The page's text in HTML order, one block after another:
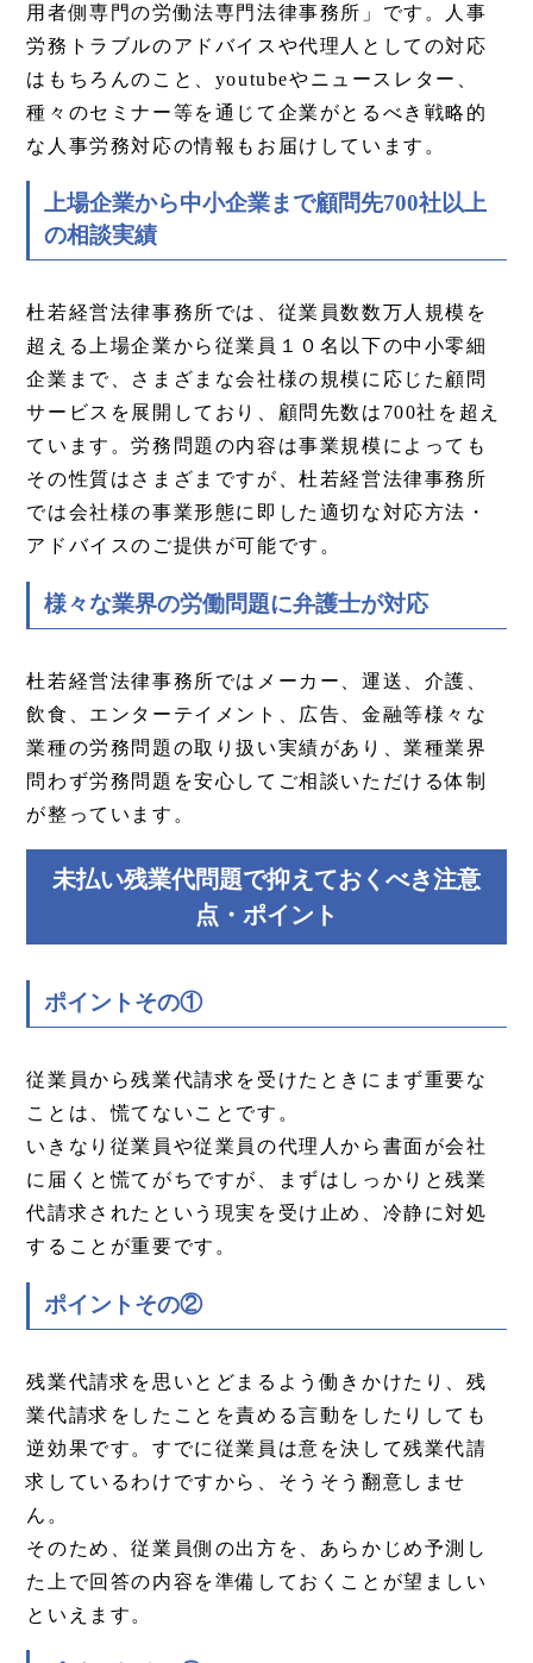
用者側専門の労働法専門法律事務所」です。人事
労務トラブルのアドバイスや代理人としての対応
はもちろんのこと、youtubeやニュースレター、
種々のセミナー等を通じて企業がとるべき戦略的
な人事労務対応の情報もお届けしています。
上場企業から中小企業まで顧問先700社以上
の相談実績
杜若経営法律事務所では、従業員数数万人規模を
超える上場企業から従業員１０名以下の中小零細
企業まで、さまざまな会社様の規模に応じた顧問
サービスを展開しており、顧問先数は700社を超え
ています。労務問題の内容は事業規模によっても
その性質はさまざまですが、杜若経営法律事務所
では会社様の事業形態に即した適切な対応方法・
アドバイスのご提供が可能です。
様々な業界の労働問題に弁護士が対応
杜若経営法律事務所ではメーカー、運送、介護、
飲食、エンターテイメント、広告、金融等様々な
業種の労務問題の取り扱い実績があり、業種業界
問わず労務問題を安心してご相談いただける体制
が整っています。
未払い残業代問題で抑えておくべき注意
点・ポイント
ポイントその①
従業員から残業代請求を受けたときにまず重要な
ことは、慌てないことです。
いきなり従業員や従業員の代理人から書面が会社
に届くと慌てがちですが、まずはしっかりと残業
代請求されたという現実を受け止め、冷静に対処
することが重要です。
ポイントその②
残業代請求を思いとどまるよう働きかけたり、残
業代請求をしたことを責める言動をしたりしても
逆効果です。すでに従業員は意を決して残業代請
求しているわけですから、そうそう翻意しませ
ん。
そのため、従業員側の出方を、あらかじめ予測し
た上で回答の内容を準備しておくことが望ましい
といえます。